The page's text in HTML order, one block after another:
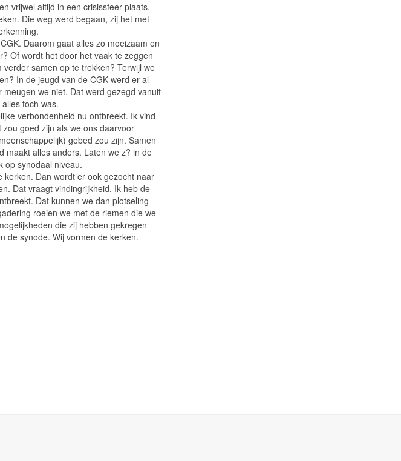
vrijwel altijd in een crisissfeer plaats.
Die weg werd begaan, zij het met
Daarom gaat alles zo moeizaam en
Of wordt het door het vaak te zeggen
samen op te trekken? Terwijl we
In de jeugd van de CGK werd er al
we niet. Dat werd gezegd vanuit
toch was.
verbondenheid nu ontbreekt. Ik vind
goed zijn als we ons daarvoor
gebed zou zijn. Samen
maakt alles anders. Laten we z? in de
op synodaal niveau.
Dan wordt er ook gezocht naar
Dat vraagt vindingrijkheid. Ik heb de
Dat kunnen we dan plotseling
roeien we met de riemen die we
die zij hebben gekregen
de synode. Wij vormen de kerken.